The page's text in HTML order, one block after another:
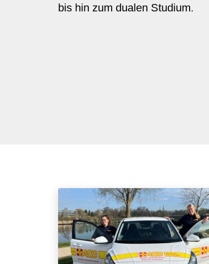
bis hin zum dualen Studium.